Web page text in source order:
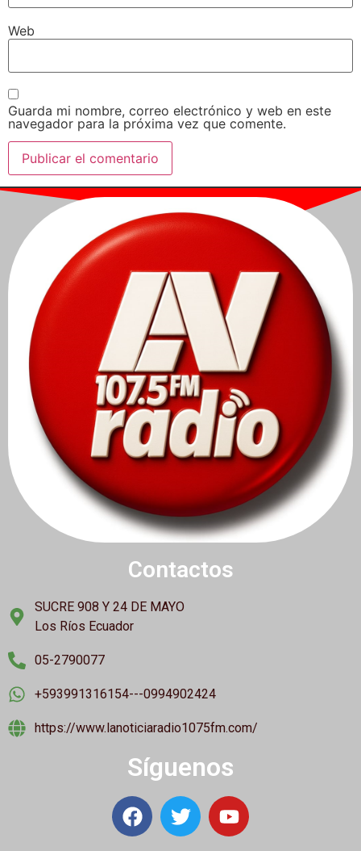
Web
Guarda mi nombre, correo electrónico y web en este
navegador para la próxima vez que comente.
Contactos
SUCRE 908 Y 24 DE MAYO
Los Ríos Ecuador
05-2790077
+593991316154---0994902424
https://www.lanoticiaradio1075fm.com/
Síguenos